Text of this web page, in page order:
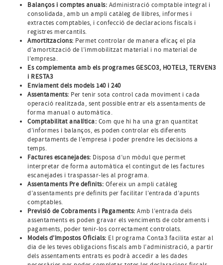
Balanços i comptes anuals: Administració comptable integral i
consolidada, amb un ampli catàleg de llibres, informes i
extractes comptables, i confecció de declaracions fiscals i
registres mercantils.
Amortitzacions: Permet controlar de manera eficaç el pla
d’amortització de l’immobilitzat material i no material de
l’empresa.
Es complementa amb els programes GESCO3, HOTEL3, TERVEN3
i RESTA3
Enviament dels models 140 i 240
Assentaments: Per tenir sota control cada moviment i cada
operació realitzada, sent possible entrar els assentaments de
forma manual o automàtica.
Comptabilitat analítica: Com que hi ha una gran quantitat
d’informes i balanços, es poden controlar els diferents
departaments de l’empresa i poder prendre les decisions a
temps.
Factures escanejades: Disposa d’un mòdul que permet
interpretar de forma automàtica el contingut de les factures
escanejades i traspassar-les al programa.
Assentaments Pre definits: Ofereix un ampli catàleg
d’assentaments pre definits per facilitar l’entrada d’apunts
comptables.
Previsió de Cobraments i Pagaments: Amb l’entrada dels
assentaments es poden gravar els venciments de cobraments i
pagaments, poder tenir-los correctament controlats.
Models d’Impostos Oficials: El programa Conta3 facilita estar al
dia de les teves obligacions fiscals amb l’administració, a partir
dels assentaments entrats es podrà accedir a les dades